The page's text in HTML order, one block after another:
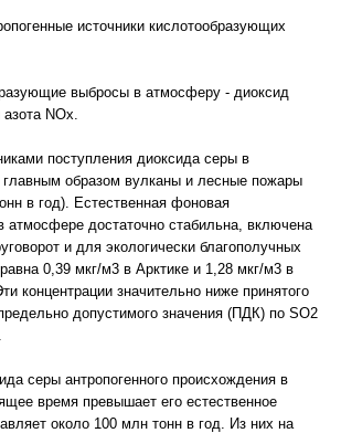
источники кислотообразующих
выбросы в атмосферу - диоксид
NОх.
поступления диоксида серы в
образом вулканы и лесные пожары
в год). Естественная фоновая
атмосфере достаточно стабильна, включена
и для экологически благополучных
0,39 мкг/м3 в Арктике и 1,28 мкг/м3 в
концентрации значительно ниже принятого
допустимого значения (ПДК) по SО2
серы антропогенного происхождения в
время превышает его естественное
около 100 млн тонн в год. Из них на